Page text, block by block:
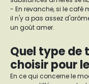
- En revanche, si le café
il n'y a pas assez
un goût amer.
Quel type de
choisir pour
En ce qui concerne le